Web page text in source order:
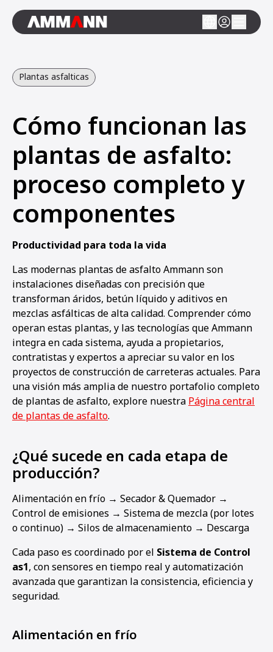
Plantas asfalticas
Cómo funcionan las
plantas de asfalto:
proceso completo y
componentes
Productividad para toda la vida
Las modernas plantas de asfalto Ammann son
instalaciones diseñadas con precisión que
transforman áridos, betún líquido y aditivos en
mezclas asfálticas de alta calidad. Comprender cómo
operan estas plantas, y las tecnologías que Ammann
integra en cada sistema, ayuda a propietarios,
contratistas y expertos a apreciar su valor en los
proyectos de construcción de carreteras actuales. Para
una visión más amplia de nuestro portafolio completo
de plantas de asfalto, explore nuestra Página central
de plantas de asfalto.
¿Qué sucede en cada etapa de
producción?
Alimentación en frío → Secador & Quemador →
Control de emisiones → Sistema de mezcla (por lotes
o continuo) → Silos de almacenamiento → Descarga
Cada paso es coordinado por el Sistema de Control
as1, con sensores en tiempo real y automatización
avanzada que garantizan la consistencia, eficiencia y
seguridad.
Alimentación en frío